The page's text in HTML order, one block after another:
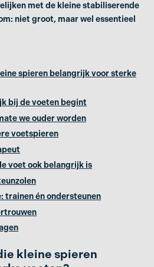
met de kleine stabiliserende
niet groot, maar wel essentieel
spieren belangrijk voor sterke
bij de voeten begint
we ouder worden
voetspieren
voet ook belangrijk is
trainen én ondersteunen
kleine spieren